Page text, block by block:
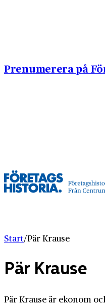
Prenumerera på
Start/Pär Krause
Pär Krause
Pär Krause är ekonom